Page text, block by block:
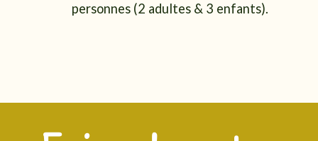
personnes (2 adultes & 3 enfants).